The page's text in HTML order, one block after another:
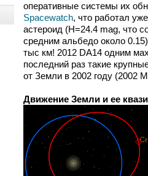
оперативные системы их
Spacewatch, что работал
астероид (H=24.4 mag, что
средним альбедо около
тыс км! 2012 DA14 одним
последний раз такие
от Земли в 2002 году (2002
Движение Земли и ее